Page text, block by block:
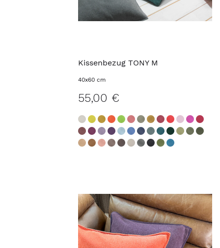
Kissenbezug TONY M
40x60 cm
55,00 €